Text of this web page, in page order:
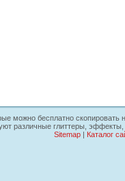
можно бесплатно
различные глиттеры,
Sitemap| Каталог